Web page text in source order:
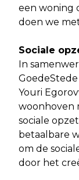
een woning
doen we
Sociale
In
Youri
woonhoven
sociale
betaalbare
om de
door het